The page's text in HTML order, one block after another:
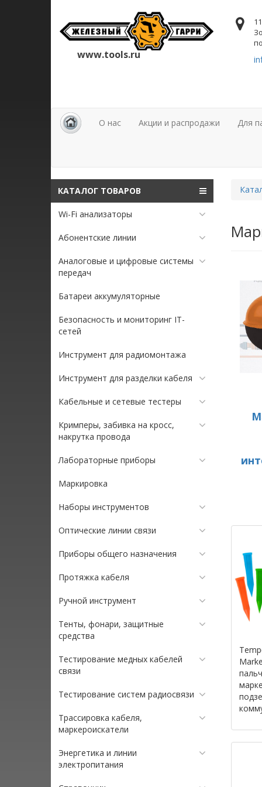
www.tools.ru
О нас Акции и распродажи Для
КАТАЛОГ ТОВАРОВ
Wi-Fi анализаторы
Абонентские линии
Аналоговые и цифровые системы
передач
Батареи аккумуляторные
Безопасность и мониторинг IT-
сетей
Инструмент для радиомонтажа
Инструмент для разделки кабеля
Кабельные и сетевые тестеры
Кримперы, забивка на кросс,
накрутка провода
Лабораторные приборы
Маркировка
Наборы инструментов
Оптические линии связи
Приборы общего назначения
Протяжка кабеля
Ручной инструмент
Тенты, фонари, защитные
средства
Тестирование медных кабелей
связи
Тестирование систем радиосвязи
Трассировка кабеля,
маркероискатели
Энергетика и линии
электропитания